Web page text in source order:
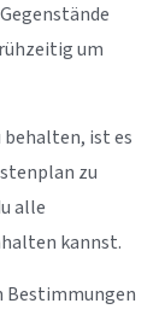
um
behalten, ist es
zu
alle
kannst.
Bestimmungen